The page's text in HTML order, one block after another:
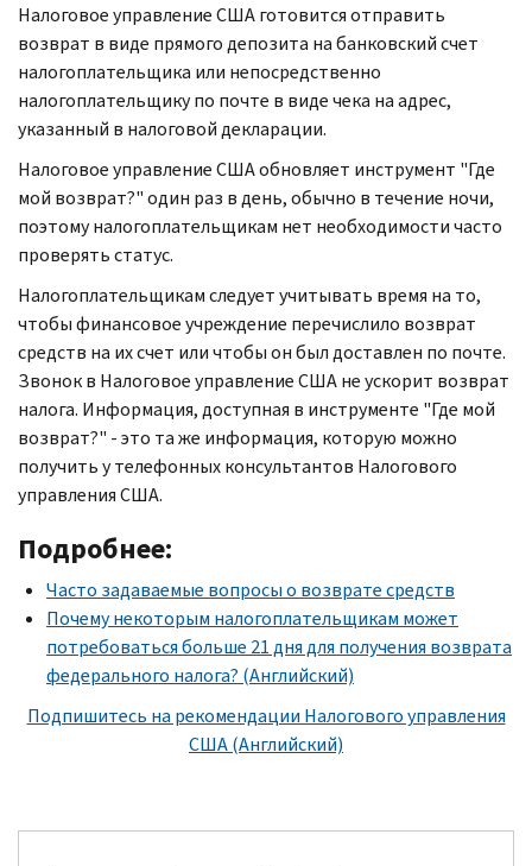
Налоговое управление США готовится отправить
возврат в виде прямого депозита на банковский счет
налогоплательщика или непосредственно
налогоплательщику по почте в виде чека на адрес,
указанный в налоговой декларации.
Налоговое управление США обновляет инструмент "Где
мой возврат?" один раз в день, обычно в течение ночи,
поэтому налогоплательщикам нет необходимости часто
проверять статус.
Налогоплательщикам следует учитывать время на то,
чтобы финансовое учреждение перечислило возврат
средств на их счет или чтобы он был доставлен по почте.
Звонок в Налоговое управление США не ускорит возврат
налога. Информация, доступная в инструменте "Где мой
возврат?" - это та же информация, которую можно
получить у телефонных консультантов Налогового
управления США.
Подробнее:
Часто задаваемые вопросы о возврате средств
Почему некоторым налогоплательщикам может
потребоваться больше 21 дня для получения возврата
федерального налога? (Английский)
Подпишитесь на рекомендации Налогового управления
США (Английский)